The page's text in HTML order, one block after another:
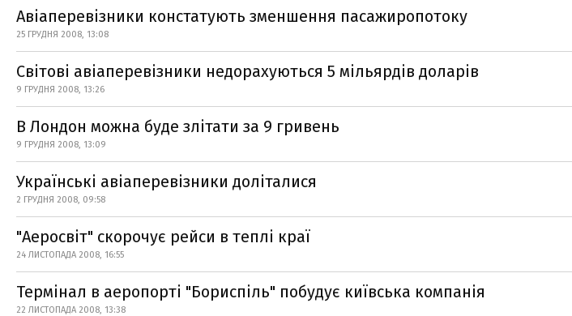
Авіаперевізники констатують зменшення пасажиропотоку
25 ГРУДНЯ 2008, 13:08
Світові авіаперевізники недорахуються 5 мільярдів доларів
9 ГРУДНЯ 2008, 13:26
В Лондон можна буде злітати за 9 гривень
9 ГРУДНЯ 2008, 13:09
Українські авіаперевізники доліталися
2 ГРУДНЯ 2008, 09:58
"Аеросвіт" скорочує рейси в теплі краї
24 ЛИСТОПАДА 2008, 16:55
Термінал в аеропорті "Бориспіль" побудує київська компанія
22 ЛИСТОПАДА 2008, 13:38